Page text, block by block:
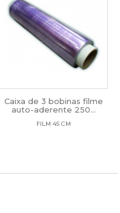
Caixa de 3 bobinas filme
auto-aderente 250...
FILM 45 CM